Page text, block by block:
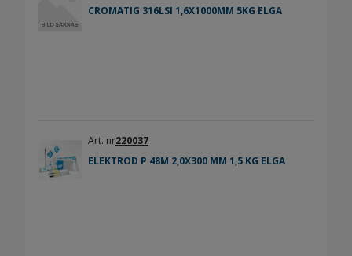
CROMATIG 316LSI 1,6X1000MM 5KG ELGA
Art. nr220037
ELEKTROD P 48M 2,0X300 MM 1,5 KG ELGA